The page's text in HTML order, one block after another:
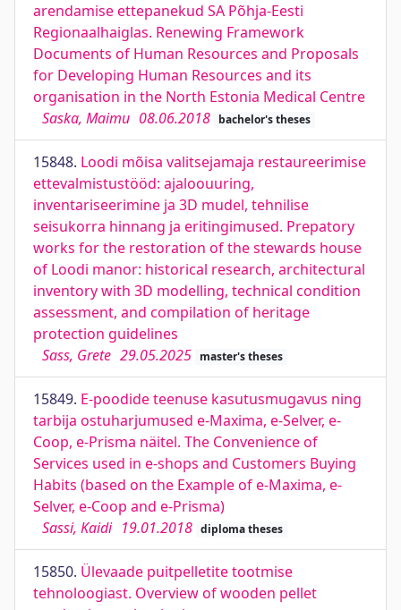
arendamise ettepanekud SA Põhja-Eesti
Regionaalhaiglas. Renewing Framework
Documents of Human Resources and Proposals
for Developing Human Resources and its
organisation in the North Estonia Medical Centre
Saska, Maimu 08.06.2018 bachelor's theses
15848. Loodi mõisa valitsejamaja restaureerimise
ettevalmistustööd: ajaloouuring,
inventariseerimine ja 3D mudel, tehnilise
seisukorra hinnang ja eritingimused. Prepatory
works for the restoration of the stewards house
of Loodi manor: historical research, architectural
inventory with 3D modelling, technical condition
assessment, and compilation of heritage
protection guidelines
Sass, Grete 29.05.2025 master's theses
15849. E-poodide teenuse kasutusmugavus ning
tarbija ostuharjumused e-Maxima, e-Selver, e-
Coop, e-Prisma näitel. The Convenience of
Services used in e-shops and Customers Buying
Habits (based on the Example of e-Maxima, e-
Selver, e-Coop and e-Prisma)
Sassi, Kaidi 19.01.2018 diploma theses
15850. Ülevaade puitpelletite tootmise
tehnoloogiast. Overview of wooden pellet